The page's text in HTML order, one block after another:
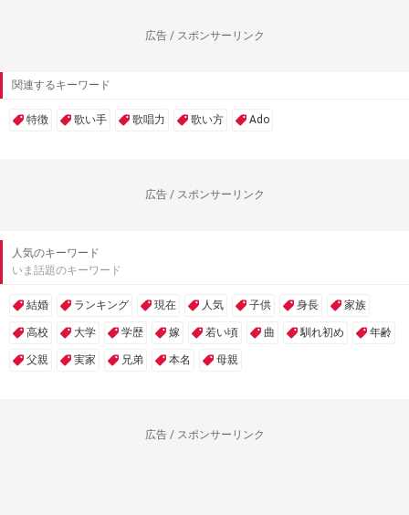
広告 / スポンサーリンク
関連するキーワード
特徴 歌い手 歌唱力 歌い方 Ado
広告 / スポンサーリンク
人気のキーワード
いま話題のキーワード
結婚 ランキング 現在 人気 子供 身長 家族
高校 大学 学歴 嫁 若い頃 曲 馴れ初め 年齢
父親 実家 兄弟 本名 母親
広告 / スポンサーリンク